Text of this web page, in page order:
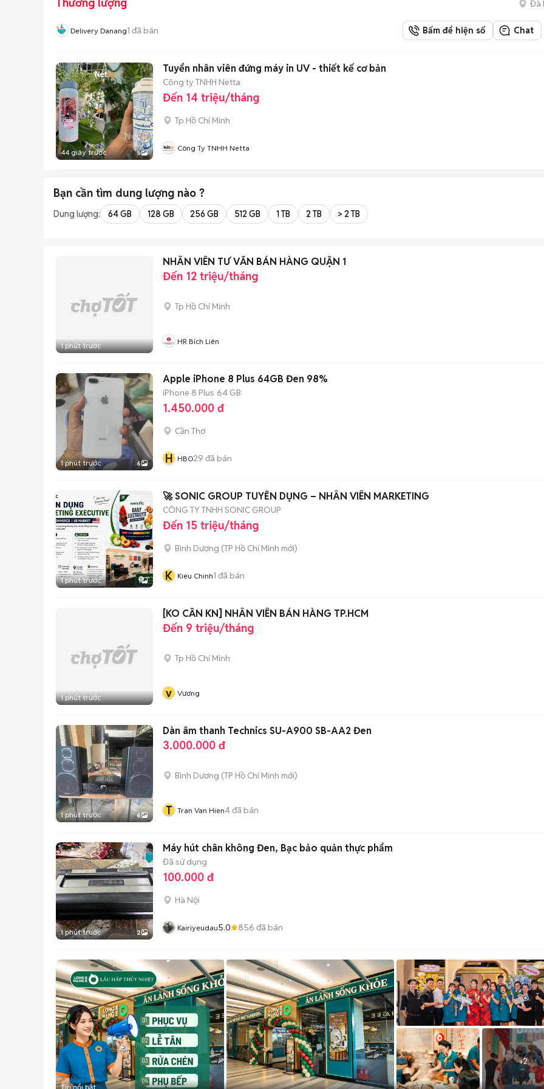
Đà
Delivery Danang1 đã bán Bấm để hiện số Chat
44 giây trước 5
Tuyển nhân viên đứng máy in UV - thiết kế cơ bản
Công ty TNHH Netta
Đến 14 triệu/tháng
Tp Hồ Chí Minh
Công Ty TNHH Netta
Bạn cần tìm dung lượng nào ?
Dung lượng: 64 GB 128 GB 256 GB 512 GB 1 TB 2 TB > 2 TB
1 phút trước
NHÂN VIÊN TƯ VẤN BÁN HÀNG QUẬN 1
Đến 12 triệu/tháng
Tp Hồ Chí Minh
HR Bích Liên
1 phút trước 6
Apple iPhone 8 Plus 64GB Đen 98%
iPhone 8 Plus 64 GB
1.450.000 đ
Cần Thơ
H HBO29 đã bán
1 phút trước 1
🚀 SONIC GROUP TUYỂN DỤNG – NHÂN VIÊN MARKETING
CÔNG TY TNHH SONIC GROUP
Đến 15 triệu/tháng
Bình Dương (TP Hồ Chí Minh mới)
K Kieu Chinh1 đã bán
1 phút trước
[KO CẦN KN] NHÂN VIÊN BÁN HÀNG TP.HCM
Đến 9 triệu/tháng
Tp Hồ Chí Minh
v Vương
1 phút trước 6
Dàn âm thanh Technics SU-A900 SB-AA2 Đen
3.000.000 đ
Bình Dương (TP Hồ Chí Minh mới)
T Tran Van Hien4đã bán
1 phút trước 2
Máy hút chân không Đen, Bạc bảo quản thực phẩm
Đã sử dụng
100.000 đ
Hà Nội
Kairiyeudau5.0 856 đã bán
+2
Tin nổi bật